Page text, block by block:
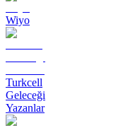
Wiyo
Turkcell
Geleceği
Yazanlar